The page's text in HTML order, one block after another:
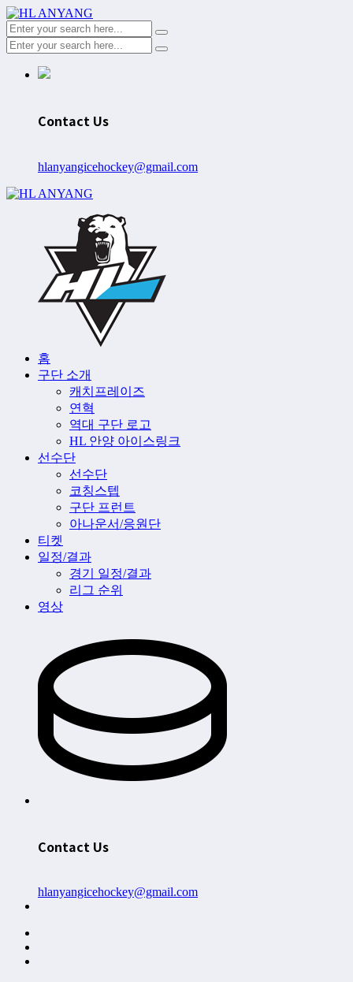
Contact Us
hlanyangicehockey@gmail.com
홈
구단 소개
캐치프레이즈
연혁
역대 구단 로고
HL 안양 아이스링크
선수단
선수단
코칭스텝
구단 프런트
아나운서/응원단
티켓
일정/결과
경기 일정/결과
리그 순위
영상
Contact Us
hlanyangicehockey@gmail.com